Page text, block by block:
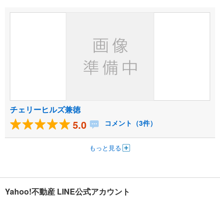
チェリーヒルズ兼徳
5.0 コメント（3件）
もっと見る
Yahoo!不動産 LINE公式アカウント